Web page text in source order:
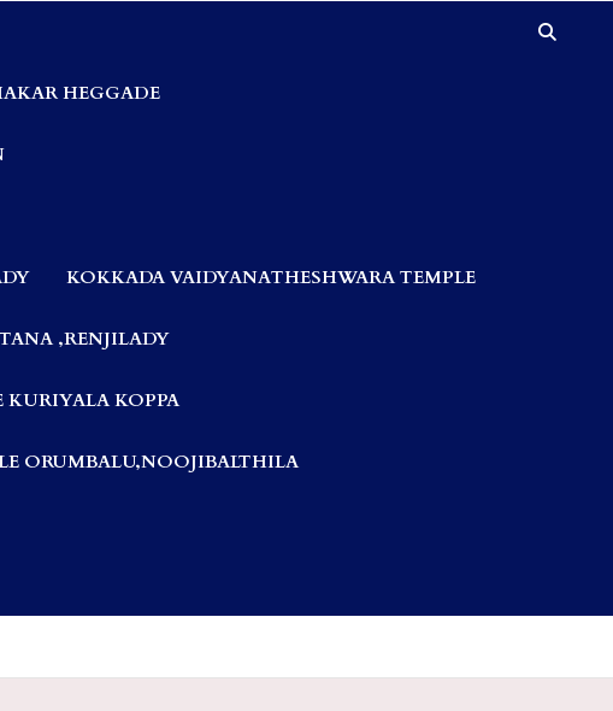
HEGGADE
KOKKADA VAIDYANATHESHWARA TEMPLE
,RENJILADY
KURIYALA KOPPA
ORUMBALU,NOOJIBALTHILA